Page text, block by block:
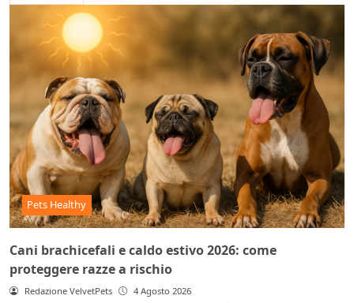
Pets Healthy
Cani brachicefali e caldo estivo 2026: come
proteggere razze a rischio
Redazione VelvetPets 4 Agosto 2026